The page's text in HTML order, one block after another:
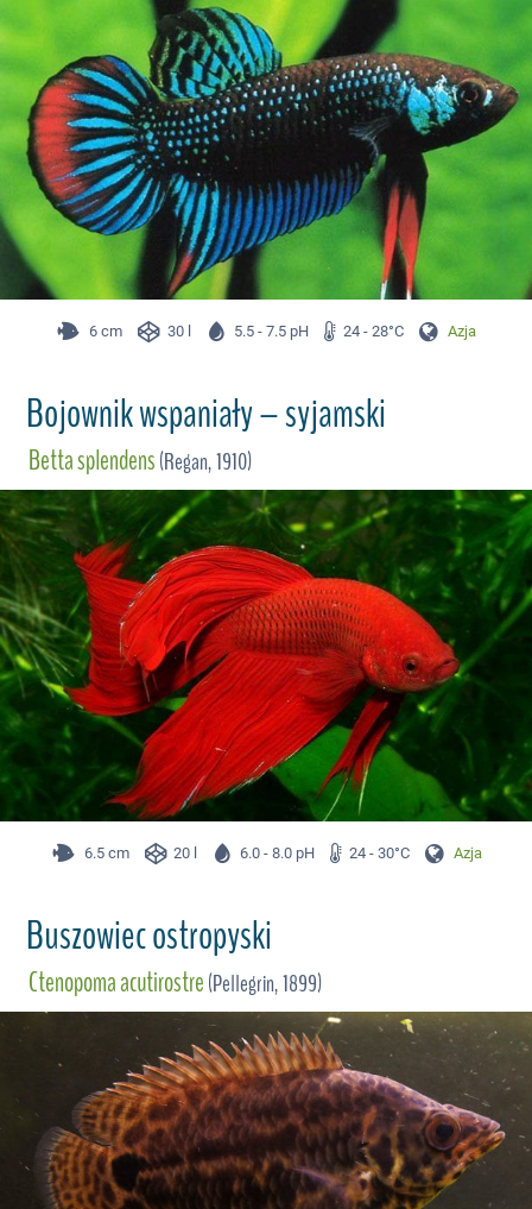
6 cm 30 l 5.5 - 7.5 pH 24 - 28°C Azja
Bojownik wspaniały – syjamski
Betta splendens(Regan, 1910)
6.5 cm 20 l 6.0 - 8.0 pH 24 - 30°C Azja
Buszowiec ostropyski
Ctenopoma acutirostre(Pellegrin, 1899)